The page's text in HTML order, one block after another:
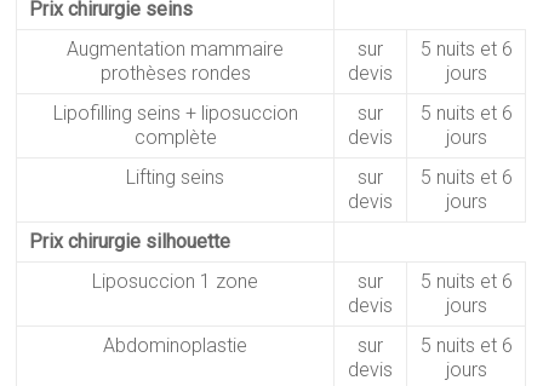
Prix chirurgie seins
Augmentation mammaire
prothèses rondes
sur
devis
5 nuits et 6
jours
Lipofilling seins + liposuccion
complète
sur
devis
5 nuits et 6
jours
Lifting seins
sur
devis
5 nuits et 6
jours
Prix chirurgie silhouette
Liposuccion 1 zone
sur
devis
5 nuits et 6
jours
Abdominoplastie
sur
devis
5 nuits et 6
jours